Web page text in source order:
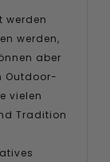
werden
werden,
aber
Outdoor-
vielen
Tradition